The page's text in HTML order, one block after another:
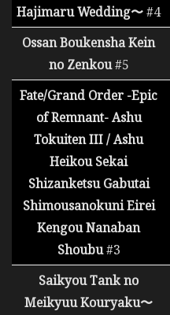
Hajimaru Wedding〜#4
Ossan Boukensha Kein
no Zenkou#5
Fate/Grand Order -Epic
of Remnant- Ashu
Tokuiten III / Ashu
Heikou Sekai
Shizanketsu Gabutai
Shimousanokuni Eirei
Kengou Nanaban
Shoubu#3
Saikyou Tank no
Meikyuu Kouryaku〜